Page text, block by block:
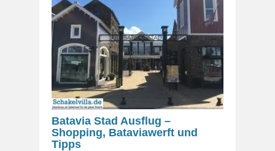
Batavia Stad Ausflug –
Shopping, Bataviawerft und
Tipps